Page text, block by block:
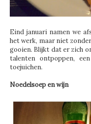
Eind januari namen we
het werk, maar niet
gooien. Blijkt dat er zich
talenten ontpoppen,
toejuichen.
Noedelsoep en wijn